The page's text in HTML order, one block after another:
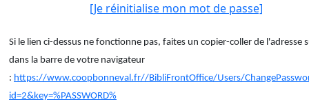
[Je réinitialise mon mot de passe]
Si le lien ci-dessus ne fonctionne pas, faites un copier-coller de l'adresse
dans la barre de votre navigateur
: https://www.coopbonneval.fr//BibliFrontOffice/Users/
id=2&key=%PASSWORD%